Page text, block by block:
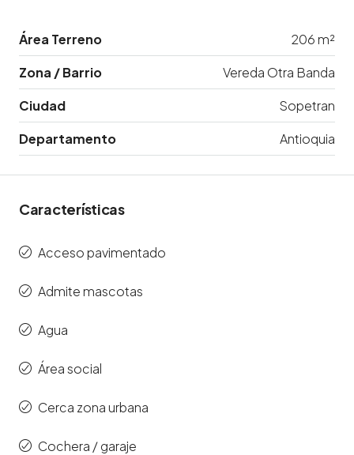
Área Terreno
206 m²
Zona / Barrio
Vereda Otra Banda
Ciudad
Sopetran
Departamento
Antioquia
Características
Acceso pavimentado
Admite mascotas
Agua
Área social
Cerca zona urbana
Cochera / garaje